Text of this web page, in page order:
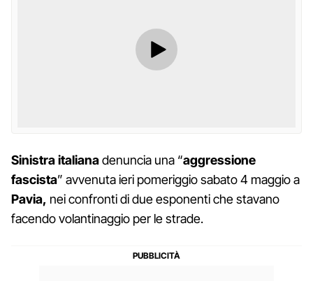
Sinistra italianadenuncia una “aggressione
fascista” avvenuta ieri pomeriggio sabato 4 maggio a
Pavia, nei confronti di due esponenti che stavano
facendo volantinaggio per le strade.